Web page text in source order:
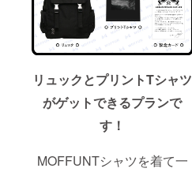
リュックとプリントTシャツ
がゲットできるプランで
す！
MOFFUNTシャツを着て一